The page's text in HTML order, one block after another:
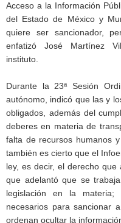
Acceso a la Información
del Estado de México y
quiere ser sancionador,
enfatizó José Martínez
instituto.
Durante la 23ª Sesión
autónomo, indicó que las y
obligados, además del
deberes en materia de
falta de recursos humanos
también es cierto que el
ley, es decir, el derecho
que adelantó que se
legislación en la materia;
necesarios para sancionar
ordenan ocultar la